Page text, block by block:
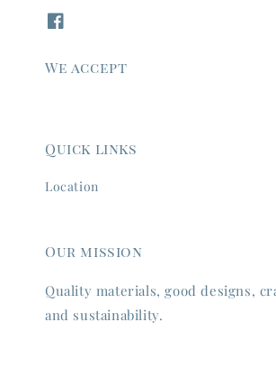
We accept
Quick links
Location
Our mission
Quality materials, good designs,
and sustainability.